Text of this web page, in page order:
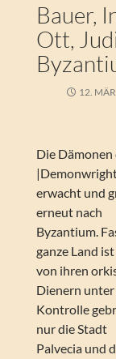
Bauer,
Ott,
12.
Die Dämonen
erwacht und
erneut nach
Byzantium.
ganze Land
von ihren
Dienern unter
Kontrolle
nur die Stadt
Palvecia und